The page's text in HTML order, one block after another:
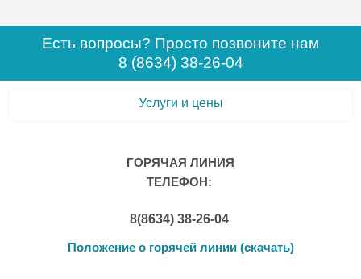
Есть вопросы? Просто позвоните нам
8 (8634) 38-26-04
Услуги и цены
ГОРЯЧАЯ ЛИНИЯ
ТЕЛЕФОН:
8(8634) 38-26-04
Положение о горячей линии (скачать)